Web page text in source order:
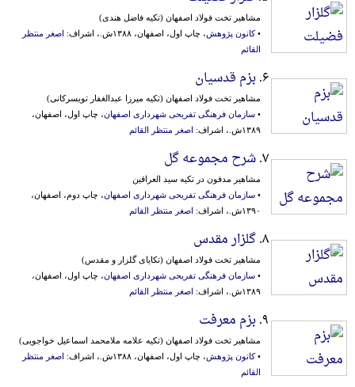
مشاهیر تخت فولاد اصفهان (تکیه فاضل هندی)
•کانون پژوهش، چاپ اول، اصفهان، ۱۳۸۸ش.، اشراف:
اصغر منتظر
القائم
۶. بزم قدسیان
مشاهیر تخت فولاد اصفهان (تکیه میرزا عبدالغفار تویسرکانی)
• سازمان فرهنگی‌ تفریحی شهرداری اصفهان، چاپ اول، اصفهان،
۱۳۸۹ش.، اشراف:
اصغر منتظر القائم
۷. شرح مجموعه گل
مشاهیر مدفون در تکیه سید العراقین
• سازمان فرهنگی‌ تفریحی شهرداری اصفهان، چاپ دوم، اصفهان،
۱۳۹۰ش.، اشراف:
اصغر منتظر القائم
۸. گلزار مقدس
مشاهیر تخت فولاد اصفهان (تکایای گلزار و مقدس)
• سازمان فرهنگی‌ تفریحی شهرداری اصفهان، چاپ اول، اصفهان،
۱۳۸۹ش.، اشراف:
اصغر منتظر القائم
۹. بزم معرفت
مشاهیر تخت فولاد اصفهان (تکیه علامه ملامحمد اسماعیل خواجویی)
•کانون پژوهش، چاپ اول، اصفهان، ۱۳۸۸ش.، اشراف:
اصغر منتظر
القائم